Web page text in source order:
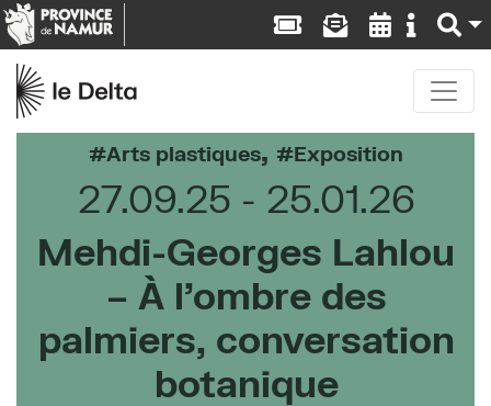
Arts plastiques, Exposition
27.09.25
25.01.26
Mehdi-Georges Lahlou
– À l’ombre des
palmiers, conversation
botanique